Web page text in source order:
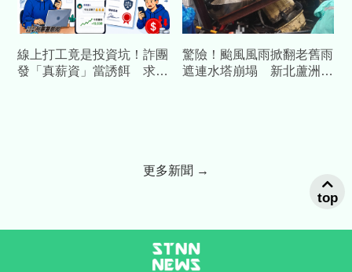
線上打工竟是投資坑！詐團
發「真薪資」當誘餌 求職
驚險！颱風風雨掀翻老舊雨
遮連水塔崩塌 新北蘆洲5
更多新聞 →
top